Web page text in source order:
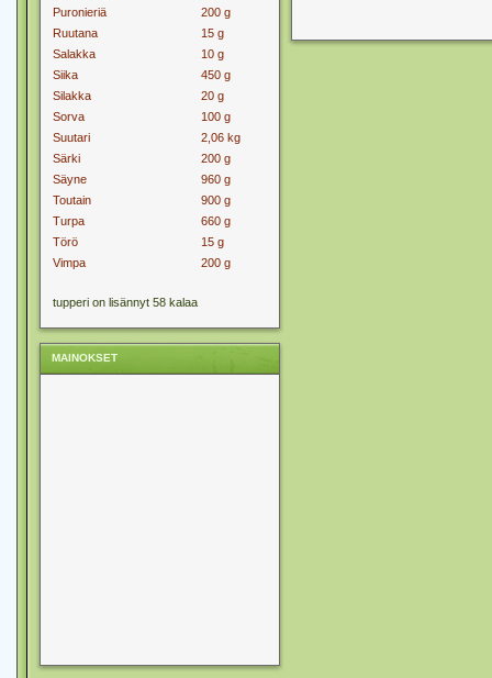
Puronieriä
200 g
Ruutana
15 g
Salakka
10 g
Siika
450 g
Silakka
20 g
Sorva
100 g
Suutari
2,06 kg
Särki
200 g
Säyne
960 g
Toutain
900 g
Turpa
660 g
Törö
15 g
Vimpa
200 g
tupperi on lisännyt 58 kalaa
MAINOKSET